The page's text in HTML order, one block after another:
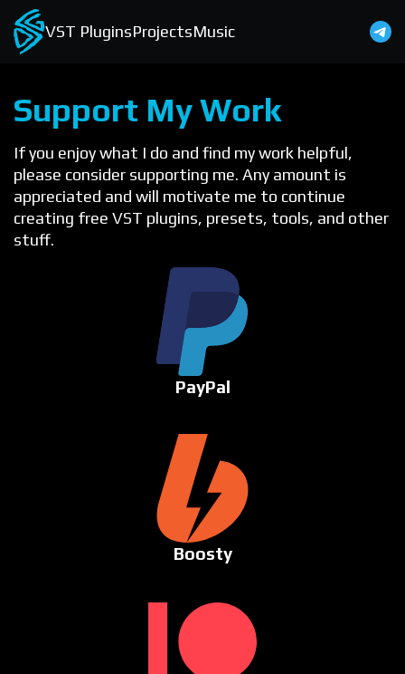
VST PluginsProjectsMusic
Support My Work
If you enjoy what I do and find my work helpful,
please consider supporting me. Any amount is
appreciated and will motivate me to continue
creating free VST plugins, presets, tools, and other
stuff.
PayPal
Boosty